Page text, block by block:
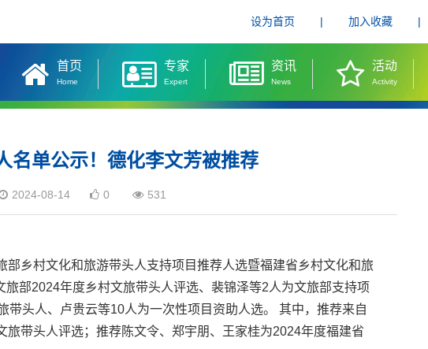
设为首页 | 加入收藏 |
首页
Home
专家
Expert
资讯
News
活动
Activity
名单公示！德化李文芳被推荐
2024-08-14 0 531
乡村文化和旅游带头人支持项目推荐人选暨福建省乡村文化和旅
部2024年度乡村文旅带头人评选、裴锦泽等2人为文旅部支持项
带头人、卢贵云等10人为一次性项目资助人选。 其中，推荐来自
带头人评选；推荐陈文令、郑宇朋、王家桂为2024年度福建省